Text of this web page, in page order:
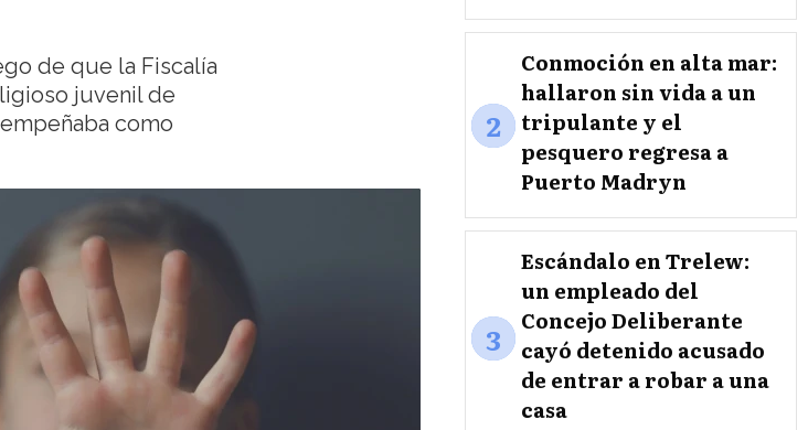
de que la Fiscalía
juvenil de
como
2
Conmoción en alta mar:
hallaron sin vida a un
tripulante y el
pesquero regresa a
Puerto Madryn
3
Escándalo en Trelew:
un empleado del
Concejo Deliberante
cayó detenido acusado
de entrar a robar a una
casa